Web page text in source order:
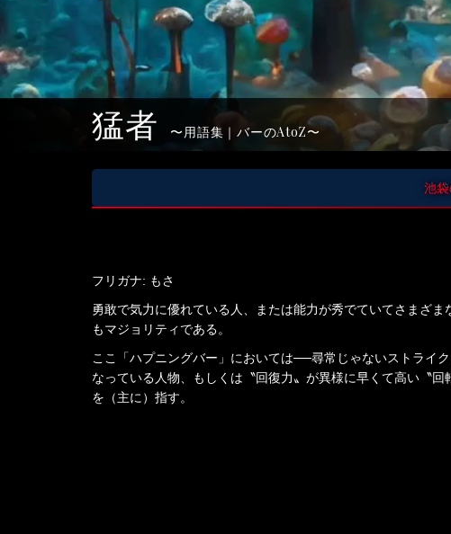
猛者 用語集｜バーのAtoZ
池袋
フリガナ: もさ
勇敢で気力に優れている人、または能力が秀でていてさまざ
もマジョリティである。
ここ「ハプニングバー」においては──尋常じゃないストライ
なっている人物、もしくは〝回復力〟が異様に早くて高い〝
を（主に）指す。